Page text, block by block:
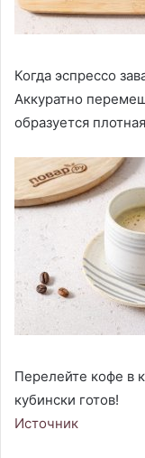
Когда эспрессо
Аккуратно
образуется
Перелейте кофе в
кубински готов!
Источник